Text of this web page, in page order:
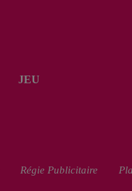
rentrée scolaire...
JEU
Régie Publicitaire